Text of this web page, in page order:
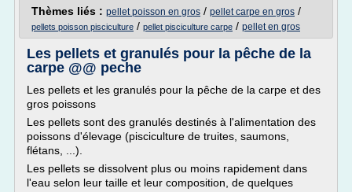
Thèmes liés : pellet poisson en gros / pellet carpe en gros /
pellets poisson pisciculture / pellet pisciculture carpe / pellet en gros
Les pellets et granulés pour la pêche de la
carpe @@ peche
Les pellets et les granulés pour la pêche de la carpe et des
gros poissons
Les pellets sont des granulés destinés à l'alimentation des
poissons d'élevage (pisciculture de truites, saumons,
flétans, ...).
Les pellets se dissolvent plus ou moins rapidement dans
l'eau selon leur taille et leur composition, de quelques